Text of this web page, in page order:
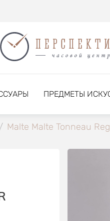
ПРЕДМЕТЫ
/ Malte Malte Tonneau